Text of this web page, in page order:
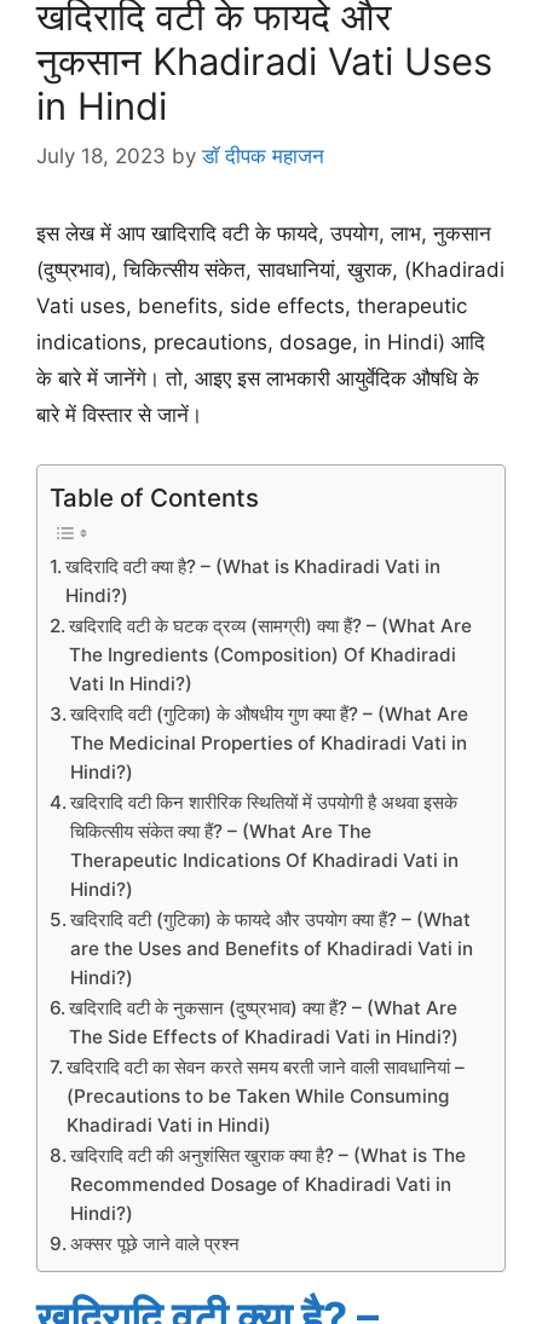
खदिरादि वटी के फायदे और
नुकसान Khadiradi Vati Uses
in Hindi
July 18, 2023 byडॉ दीपक महाजन
इस लेख में आप खादिरादि वटी के फायदे, उपयोग, लाभ, नुकसान
(दुष्प्रभाव), चिकित्सीय संकेत, सावधानियां, खुराक, (Khadiradi
Vati uses, benefits, side effects, therapeutic
indications, precautions, dosage, in Hindi) आदि
के बारे में जानेंगे। तो, आइए इस लाभकारी आयुर्वेदिक औषधि के
बारे में विस्तार से जानें।
Table of Contents
खदिरादि वटी क्या है? – (What is Khadiradi Vati in
Hindi?)
खदिरादि वटी के घटक द्रव्य (सामग्री) क्या हैं? – (What Are
The Ingredients (Composition) Of Khadiradi
Vati In Hindi?)
खदिरादि वटी (गुटिका) के औषधीय गुण क्या हैं? – (What Are
The Medicinal Properties of Khadiradi Vati in
Hindi?)
खदिरादि वटी किन शारीरिक स्थितियों में उपयोगी है अथवा इसके
चिकित्सीय संकेत क्या हैं? – (What Are The
Therapeutic Indications Of Khadiradi Vati in
Hindi?)
खदिरादि वटी (गुटिका) के फायदे और उपयोग क्या हैं? – (What
are the Uses and Benefits of Khadiradi Vati in
Hindi?)
खदिरादि वटी के नुकसान (दुष्प्रभाव) क्या हैं? – (What Are
The Side Effects of Khadiradi Vati in Hindi?)
खदिरादि वटी का सेवन करते समय बरती जाने वाली सावधानियां –
(Precautions to be Taken While Consuming
Khadiradi Vati in Hindi)
खदिरादि वटी की अनुशंसित खुराक क्या है? – (What is The
Recommended Dosage of Khadiradi Vati in
Hindi?)
अक्सर पूछे जाने वाले प्रश्न